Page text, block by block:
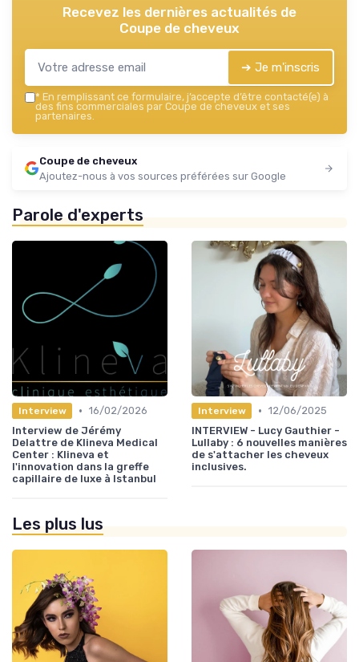
Recevez les dernières actualités de
Coupe de cheveux
➔ Je m'inscris
* En remplissant ce formulaire, j’accepte d’être contacté(e) à
des fins commerciales par Coupe de cheveux et ses
partenaires.
Coupe de cheveux
Ajoutez-nous à vos sources préférées sur Google
Parole d'experts
Interview • 16/02/2026
Interview de Jérémy
Delattre de Klineva Medical
Center : Klineva et
l'innovation dans la greffe
capillaire de luxe à Istanbul
Interview • 12/06/2025
INTERVIEW - Lucy Gauthier -
Lullaby : 6 nouvelles manières
de s'attacher les cheveux
inclusives.
Les plus lus